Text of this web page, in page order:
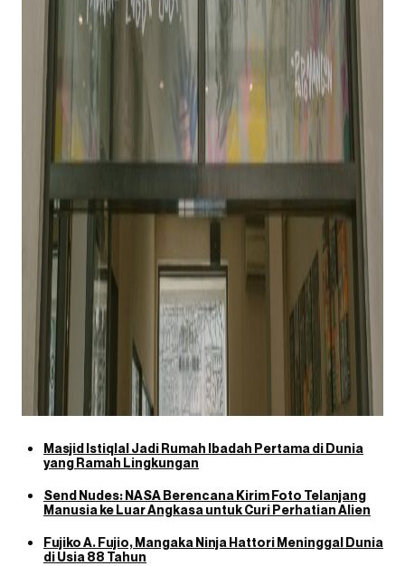
Masjid Istiqlal Jadi Rumah Ibadah Pertama di Dunia
yang Ramah Lingkungan
Send Nudes: NASA Berencana Kirim Foto Telanjang
Manusia ke Luar Angkasa untuk Curi Perhatian Alien
Fujiko A. Fujio, Mangaka Ninja Hattori Meninggal Dunia
di Usia 88 Tahun